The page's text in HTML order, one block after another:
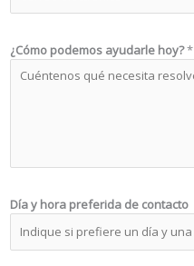
i
e
a
a
n
o
o
*
e
t
ó
n
c
¿Cómo podemos ayudarle hoy?*
Día y hora preferida de contacto